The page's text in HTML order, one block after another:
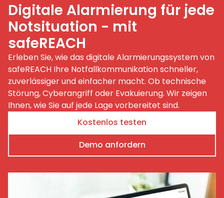
Digitale Alarmierung für jede
Notsituation - mit
safeREACH
Erleben Sie, wie das digitale Alarmierungssystem von
safeREACH Ihre Notfallkommunikation schneller,
zuverlässiger und einfacher macht. Ob technische
Störung, Cyberangriff oder Evakuierung. Wir zeigen
Ihnen, wie Sie auf jede Lage vorbereitet sind.
Kostenlos testen
Demo anfordern